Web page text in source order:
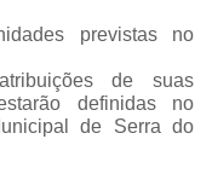
previstas no
de suas
definidas no
de Serra do